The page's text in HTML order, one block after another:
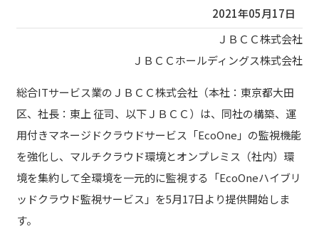
2021年05月17日
ＪＢＣＣ株式会社
ＪＢＣＣホールディングス株式会社
総合ITサービス業のＪＢＣＣ株式会社（本社：東京都大田
区、社長：東上 征司、以下ＪＢＣＣ）は、同社の構築、運
用付きマネージドクラウドサービス「EcoOne」の監視機能
を強化し、マルチクラウド環境とオンプレミス（社内）環
境を集約して全環境を一元的に監視する「EcoOneハイブリ
ッドクラウド監視サービス」を5月17日より提供開始しま
す。